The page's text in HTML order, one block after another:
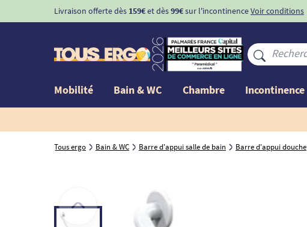
Livraison offerte dès 159€et dès99€sur l'incontinenceVoir conditions
Mobilité Bain & WC Chambre Incontinence
Tous ergo Bain & WC Barre d'appui salle de bain Barre d'appui douche